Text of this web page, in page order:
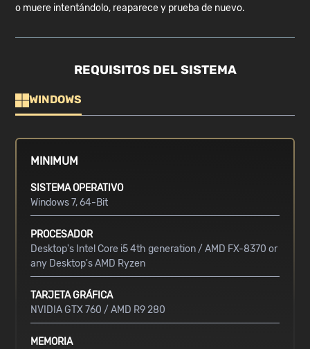
o muere intentándolo, reaparece y prueba de nuevo.
REQUISITOS DEL SISTEMA
WINDOWS
MINIMUM
SISTEMA OPERATIVO
Windows 7, 64-Bit
PROCESADOR
Desktop's Intel Core i5 4th generation / AMD FX-8370 or
any Desktop's AMD Ryzen
TARJETA GRÁFICA
NVIDIA GTX 760 / AMD R9 280
MEMORIA